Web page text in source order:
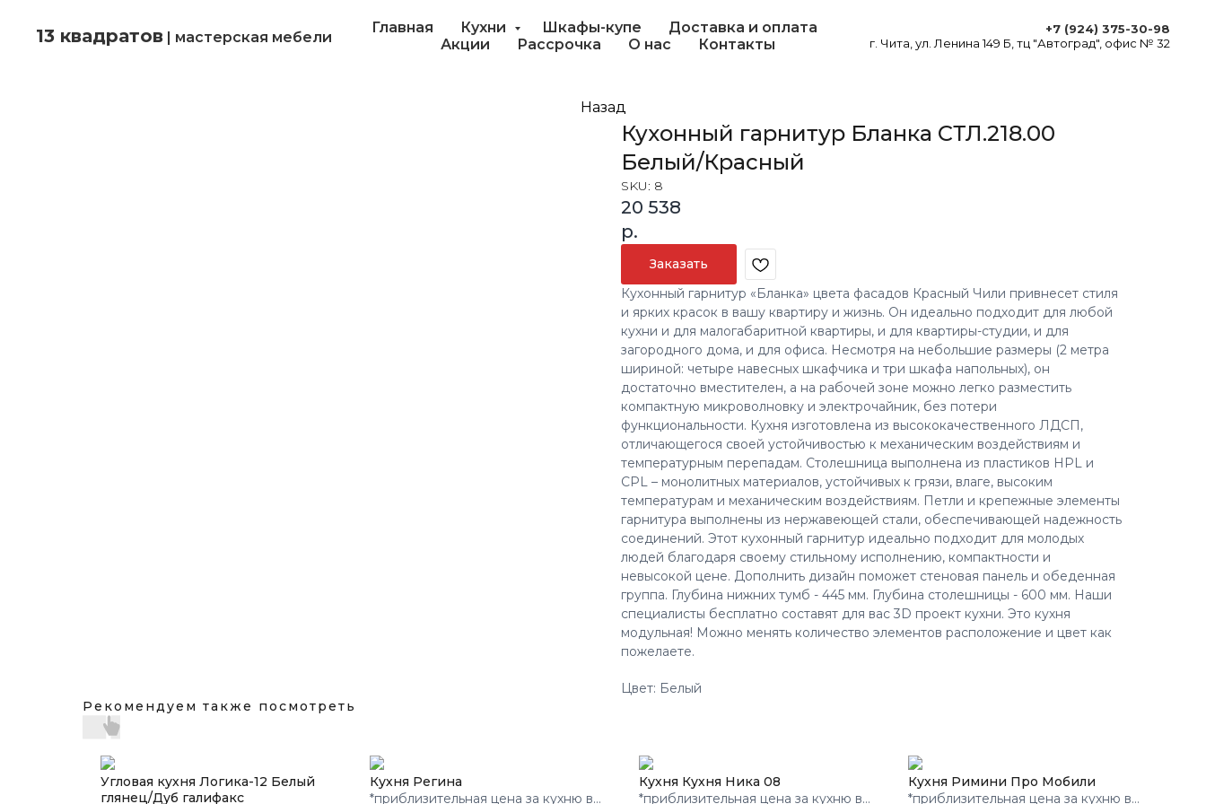
13 квадратов | мастерская мебели
Главная Кухни Шкафы-купе
Доставка и оплата
Акции
Рассрочка О нас Контакты
+7 (924) 375-30-98
г. Чита, ул. Ленина 149 Б, тц "Автоград", офис № 32
Назад
Кухонный гарнитур Бланка СТЛ.218.00
Белый/Красный
SKU: 8
20 538
р.
Заказать
Кухонный гарнитур «Бланка» цвета фасадов Красный Чили привнесет стиля
и ярких красок в вашу квартиру и жизнь. Он идеально подходит для любой
кухни и для малогабаритной квартиры, и для квартиры-студии, и для
загородного дома, и для офиса. Несмотря на небольшие размеры (2 метра
шириной: четыре навесных шкафчика и три шкафа напольных), он
достаточно вместителен, а на рабочей зоне можно легко разместить
компактную микроволновку и электрочайник, без потери
функциональности. Кухня изготовлена из высококачественного ЛДСП,
отличающегося своей устойчивостью к механическим воздействиям и
температурным перепадам. Столешница выполнена из пластиков HPL и
CPL – монолитных материалов, устойчивых к грязи, влаге, высоким
температурам и механическим воздействиям. Петли и крепежные элементы
гарнитура выполнены из нержавеющей стали, обеспечивающей надежность
соединений. Этот кухонный гарнитур идеально подходит для молодых
людей благодаря своему стильному исполнению, компактности и
невысокой цене. Дополнить дизайн поможет стеновая панель и обеденная
группа. Глубина нижних тумб - 445 мм. Глубина столешницы - 600 мм. Наши
специалисты бесплатно составят для вас 3D проект кухни. Это кухня
модульная! Можно менять количество элементов расположение и цвет как
пожелаете.
Цвет: Белый
Рекомендуем также посмотреть
Угловая кухня Логика-12 Белый
глянец/Дуб галифакс
Кухня Регина
*приблизительная цена за кухню в
Кухня Кухня Ника 08
*приблизительная цена за кухню в
Кухня Римини Про Мобили
*приблизительная цена за кухню в